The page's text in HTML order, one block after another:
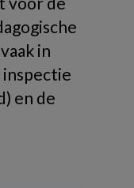
in
inspectie
en de